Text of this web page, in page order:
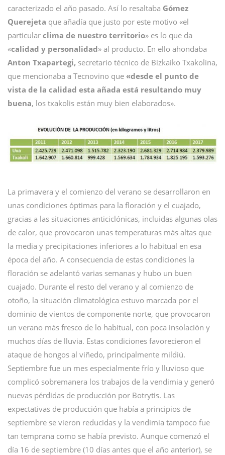
caracterizado el año pasado. Así lo resaltaba Gómez
Querejeta que añadía que justo por este motivo «el
particular clima de nuestro territorio» es lo que da
«calidad y personalidad» al producto. En ello ahondaba
Anton Txapartegi, secretario técnico de Bizkaiko Txakolina,
que mencionaba a Tecnovino que «desde el punto de
vista de la calidad esta añada está resultando muy
buena, los txakolis están muy bien elaborados».
La primavera y el comienzo del verano se desarrollaron en
unas condiciones óptimas para la floración y el cuajado,
gracias a las situaciones anticiclónicas, incluidas algunas olas
de calor, que provocaron unas temperaturas más altas que
la media y precipitaciones inferiores a lo habitual en esa
época del año. A consecuencia de estas condiciones la
floración se adelantó varias semanas y hubo un buen
cuajado. Durante el resto del verano y al comienzo de
otoño, la situación climatológica estuvo marcada por el
dominio de vientos de componente norte, que provocaron
un verano más fresco de lo habitual, con poca insolación y
muchos días de lluvia. Estas condiciones favorecieron el
ataque de hongos al viñedo, principalmente mildiú.
Septiembre fue un mes especialmente frío y lluvioso que
complicó sobremanera los trabajos de la vendimia y generó
nuevas pérdidas de producción por Botrytis. Las
expectativas de producción que había a principios de
septiembre se vieron reducidas y la vendimia tampoco fue
tan temprana como se había previsto. Aunque comenzó el
día 16 de septiembre (10 días antes que el año anterior), se